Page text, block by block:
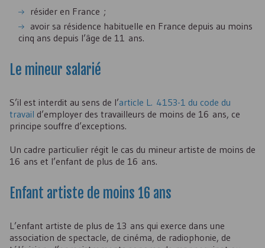
résider en France ;
avoir sa résidence habituelle en France depuis au moins
cinq ans depuis l’âge de 11 ans.
Le mineur salarié
S’il est interdit au sens de l’article L. 4153-1 du code du
travail d’employer des travailleurs de moins de 16 ans, ce
principe souffre d’exceptions.
Un cadre particulier régit le cas du mineur artiste de moins de
16 ans et l’enfant de plus de 16 ans.
Enfant artiste de moins 16 ans
L’enfant artiste de plus de 13 ans qui exerce dans une
association de spectacle, de cinéma, de radiophonie, de